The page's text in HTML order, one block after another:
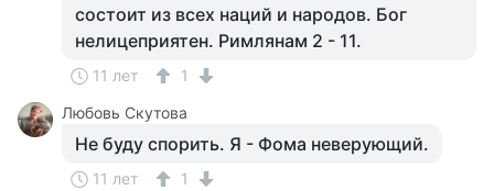
состоит из всех наций и народов. Бог
нелицеприятен. Римлянам 2 - 11.
11 лет
1
Любовь Скутова
Не буду спорить. Я - Фома неверующий.
11 лет
1